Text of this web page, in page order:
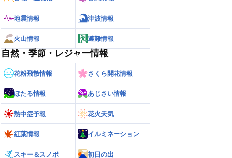
地震情報 津波情報
火山情報 避難情報
自然・季節・レジャー情報
花粉飛散情報 さくら開花情報
ほたる情報 あじさい情報
熱中症予報 花火天気
紅葉情報 イルミネーション
スキー＆スノボ 初日の出